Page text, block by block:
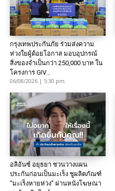
กรุงเทพประกันภัย ร่วมส่งความ
ห่วงใยผู้ด้อยโอกาส มอบอุปกรณ์
สิ่งของจำเป็นกว่า 250,000 บาท ใน
โครงการ GIV...
06/08/2026 | 5:30 pm
อลิอันซ์ อยุธยา ชวนวางแผน
ประกันก่อนเป็นมะเร็ง ชูผลิตภัณฑ์
“มะเร็งหายห่วง” ผ่านหนังโฆษณา